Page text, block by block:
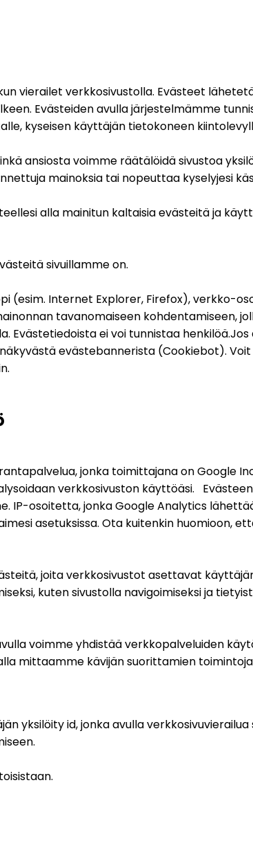
vierailet verkkosivustolla. Evästeet
Evästeiden avulla järjestelmämme
kyseisen käyttäjän tietokoneen
ansiosta voimme räätälöidä sivustoa
mainoksia tai nopeuttaa kyselyjesi
alla mainitun kaltaisia evästeitä ja
sivuillamme on.
Internet Explorer, Firefox), verkko-
tavanomaiseen kohdentamiseen,
Evästetiedoista ei voi tunnistaa henkilöä.Jos
evästebannerista (Cookiebot).
jonka toimittajana on Google
verkkosivuston käyttöäsi.
IP-osoitetta, jonka Google Analytics
asetuksissa. Ota kuitenkin huomioon,
joita verkkosivustot asettavat
kuten sivustolla navigoimiseksi ja
voimme yhdistää verkkopalveluiden
mittaamme kävijän suorittamien
yksilöity id, jonka avulla